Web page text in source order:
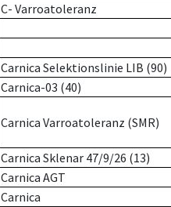
C- Varroatoleranz
Carnica Selektionslinie LIB (90)
Carnica-03 (40)
Carnica Varroatoleranz (SMR)
Carnica Sklenar 47/9/26 (13)
Carnica AGT
Carnica